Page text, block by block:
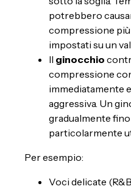
potrebbero
compressione
impostati su un
Il ginocchio
compressione
immediatamente
aggressiva. Un
gradualmente
particolarmente
Per esempio:
Voci delicate